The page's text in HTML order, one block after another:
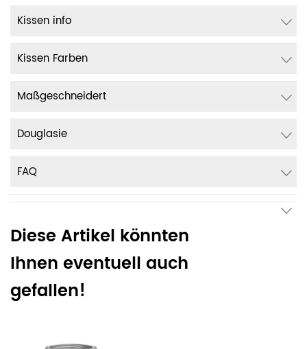
Kissen info
Kissen Farben
Maßgeschneidert
Douglasie
FAQ
Diese Artikel könnten
Ihnen eventuell auch
gefallen!